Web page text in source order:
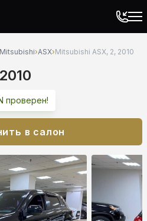
Mitsubishi›ASX›Mitsubishi ASX, 2, 2010
проверен!
в салон